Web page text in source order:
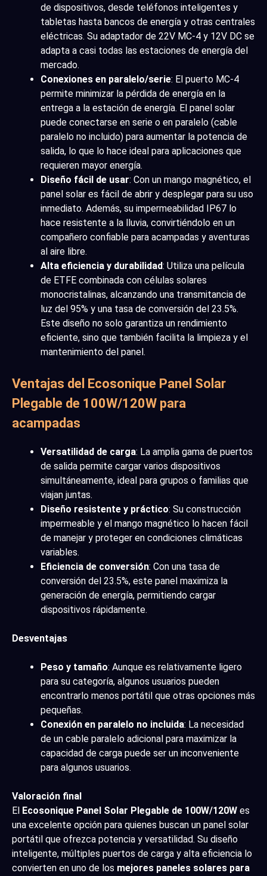
de dispositivos, desde teléfonos inteligentes y
tabletas hasta bancos de energía y otras centrales
eléctricas. Su adaptador de 22V MC-4 y 12V DC se
adapta a casi todas las estaciones de energía del
mercado.
Conexiones en paralelo/serie: El puerto MC-4
permite minimizar la pérdida de energía en la
entrega a la estación de energía. El panel solar
puede conectarse en serie o en paralelo (cable
paralelo no incluido) para aumentar la potencia de
salida, lo que lo hace ideal para aplicaciones que
requieren mayor energía.
Diseño fácil de usar: Con un mango magnético, el
panel solar es fácil de abrir y desplegar para su uso
inmediato. Además, su impermeabilidad IP67 lo
hace resistente a la lluvia, convirtiéndolo en un
compañero confiable para acampadas y aventuras
al aire libre.
Alta eficiencia y durabilidad: Utiliza una película
de ETFE combinada con células solares
monocristalinas, alcanzando una transmitancia de
luz del 95% y una tasa de conversión del 23.5%.
Este diseño no solo garantiza un rendimiento
eficiente, sino que también facilita la limpieza y el
mantenimiento del panel.
Ventajas del Ecosonique Panel Solar
Plegable de 100W/120W para
acampadas
Versatilidad de carga: La amplia gama de puertos
de salida permite cargar varios dispositivos
simultáneamente, ideal para grupos o familias que
viajan juntas.
Diseño resistente y práctico: Su construcción
impermeable y el mango magnético lo hacen fácil
de manejar y proteger en condiciones climáticas
variables.
Eficiencia de conversión: Con una tasa de
conversión del 23.5%, este panel maximiza la
generación de energía, permitiendo cargar
dispositivos rápidamente.
Desventajas
Peso y tamaño: Aunque es relativamente ligero
para su categoría, algunos usuarios pueden
encontrarlo menos portátil que otras opciones más
pequeñas.
Conexión en paralelo no incluida: La necesidad
de un cable paralelo adicional para maximizar la
capacidad de carga puede ser un inconveniente
para algunos usuarios.
Valoración final
El Ecosonique Panel Solar Plegable de 100W/120W es
una excelente opción para quienes buscan un panel solar
portátil que ofrezca potencia y versatilidad. Su diseño
inteligente, múltiples puertos de carga y alta eficiencia lo
convierten en uno de los mejores paneles solares para